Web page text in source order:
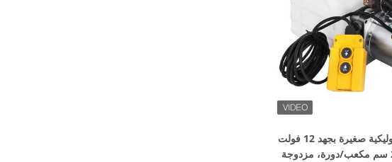
وحدة طاقة هيدروليكية صغيرة بجهد 12 فولت
تيار مستمر، 2.5 سم مكعب/دورة، مزدوجة